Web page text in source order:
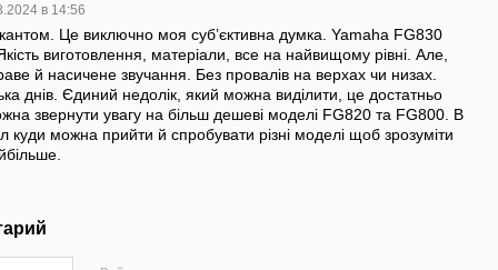
в 14:56
Це виключно моя суб’єктивна думка. Yamaha FG830
виготовлення, матеріали, все на найвищому рівні. Але,
й насичене звучання. Без провалів на верхах чи низах.
днів. Єдиний недолік, який можна виділити, це достатньо
звернути увагу на більш дешеві моделі FG820 та FG800. В
куди можна прийти й спробувати різні моделі щоб зрозуміти